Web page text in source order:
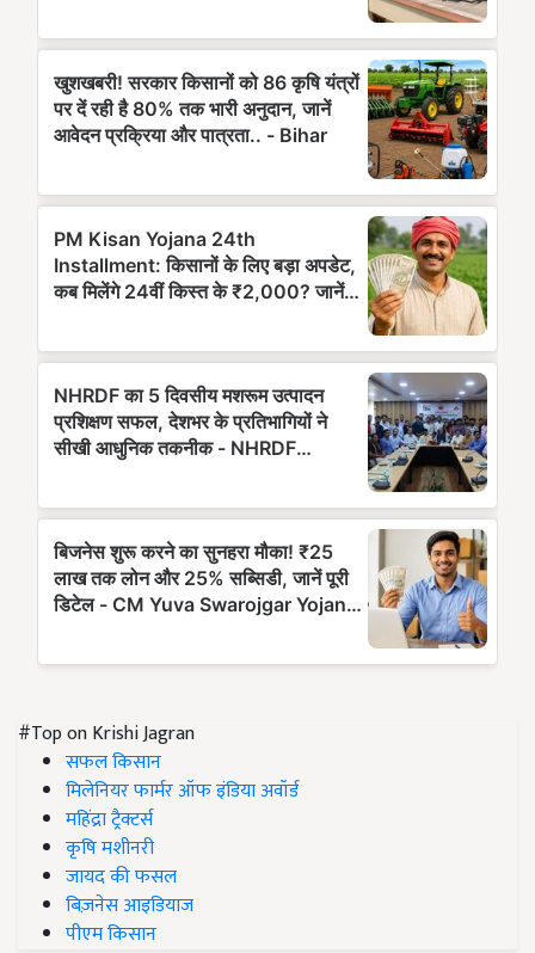
#Top on Krishi Jagran
सफल किसान
मिलेनियर फार्मर ऑफ इंडिया अवॉर्ड
महिंद्रा ट्रैक्टर्स
कृषि मशीनरी
जायद की फसल
बिज़नेस आइडियाज
पीएम किसान